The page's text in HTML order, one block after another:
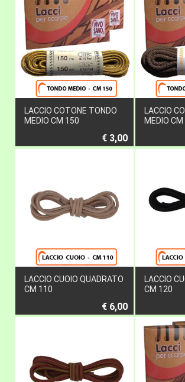
LACCIO COTONE TONDO
MEDIO CM 150
€ 3,00
LACCIO
MEDIO
LACCIO CUOIO QUADRATO
CM 110
€ 6,00
LACCIO
CM 120